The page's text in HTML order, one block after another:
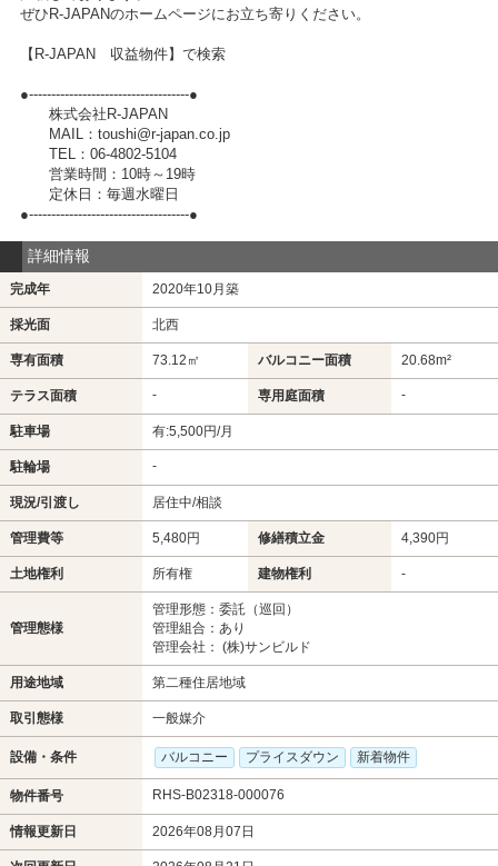
ぜひR-JAPANのホームページにお立ち寄りください。
【R-JAPAN 収益物件】で検索
●------------------------------------●
株式会社R-JAPAN
MAIL：toushi@r-japan.co.jp
TEL：06-4802-5104
営業時間：10時～19時
定休日：毎週水曜日
●------------------------------------●
詳細情報
完成年 2020年10月築
採光面 北西
専有面積 73.12㎡ バルコニー面積 20.68m²
テラス面積 - 専用庭面積 -
駐車場 有:5,500円/月
駐輪場 -
現況/引渡し 居住中/相談
管理費等 5,480円 修繕積立金 4,390円
土地権利 所有権 建物権利 -
管理態様
管理形態：委託（巡回）
管理組合：あり
管理会社： (株)サンビルド
用途地域 第二種住居地域
取引態様 一般媒介
設備・条件 バルコニー プライスダウン 新着物件
物件番号 RHS-B02318-000076
情報更新日 2026年08月07日